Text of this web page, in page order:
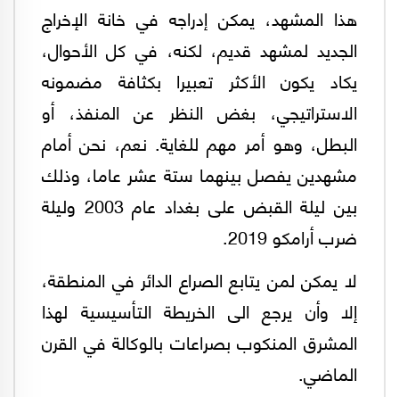
هذا المشهد، يمكن إدراجه في خانة الإخراج
الجديد لمشهد قديم، لكنه، في كل الأحوال،
يكاد يكون الأكثر تعبيرا بكثافة مضمونه
الاستراتيجي، بغض النظر عن المنفذ، أو
البطل، وهو أمر مهم للغاية. نعم، نحن أمام
مشهدين يفصل بينهما ستة عشر عاما، وذلك
بين ليلة القبض على بغداد عام 2003 وليلة
ضرب أرامكو 2019.
لا يمكن لمن يتابع الصراع الدائر في المنطقة،
إلا وأن يرجع الى الخريطة التأسيسية لهذا
المشرق المنكوب بصراعات بالوكالة في القرن
الماضي.